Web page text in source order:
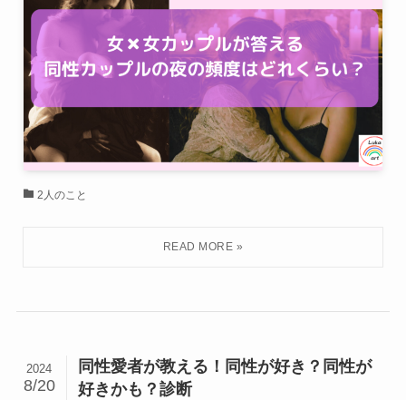
2人のこと
同性愛者が教える！同性が好き？同性が
好きかも？診断
2024
8/20